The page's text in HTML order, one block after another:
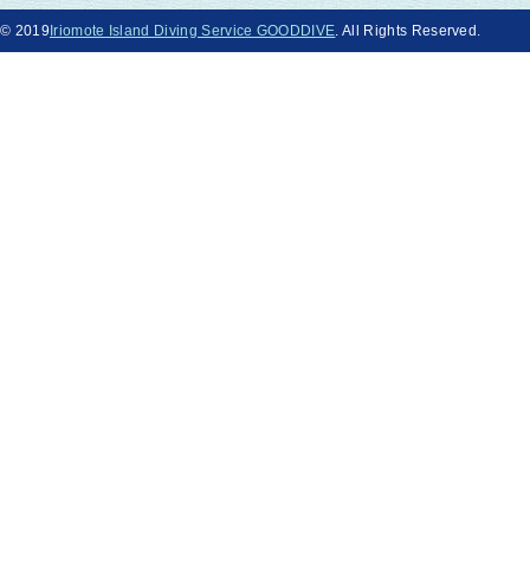
© 2019Iriomote Island Diving Service GOODDIVE . All Rights Reserved.